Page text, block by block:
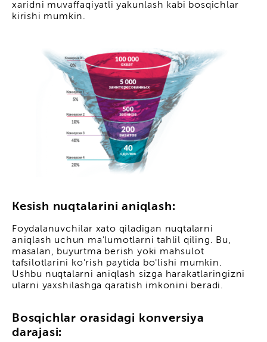
xaridni muvaffaqiyatli yakunlash kabi bosqichlar
kirishi mumkin.
Kesish nuqtalarini aniqlash:
Foydalanuvchilar xato qiladigan nuqtalarni
aniqlash uchun ma'lumotlarni tahlil qiling. Bu,
masalan, buyurtma berish yoki mahsulot
tafsilotlarini ko'rish paytida bo'lishi mumkin.
Ushbu nuqtalarni aniqlash sizga harakatlaringizni
ularni yaxshilashga qaratish imkonini beradi.
Bosqichlar orasidagi konversiya
darajasi: